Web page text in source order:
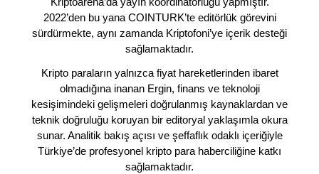
2022’den bu yana COINTURK’te editörlük görevini
sürdürmekte, aynı zamanda Kriptofoni’ye içerik desteği
sağlamaktadır.
Kripto paraların yalnızca fiyat hareketlerinden ibaret
olmadığına inanan Ergin, finans ve teknoloji
kesişimindeki gelişmeleri doğrulanmış kaynaklardan ve
teknik doğruluğu koruyan bir editoryal yaklaşımla okura
sunar. Analitik bakış açısı ve şeffaflık odaklı içeriğiyle
Türkiye’de profesyonel kripto para haberciliğine katkı
sağlamaktadır.